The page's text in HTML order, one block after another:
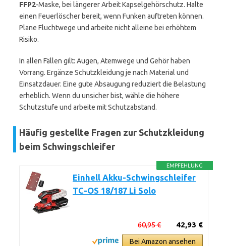
FFP2-Maske, bei längerer Arbeit Kapselgehörschutz. Halte
einen Feuerlöscher bereit, wenn Funken auftreten können.
Plane Fluchtwege und arbeite nicht alleine bei erhöhtem
Risiko.
In allen Fällen gilt: Augen, Atemwege und Gehör haben
Vorrang. Ergänze Schutzkleidung je nach Material und
Einsatzdauer. Eine gute Absaugung reduziert die Belastung
erheblich. Wenn du unsicher bist, wähle die höhere
Schutzstufe und arbeite mit Schutzabstand.
Häufig gestellte Fragen zur Schutzkleidung
beim Schwingschleifer
EMPFEHLUNG
Einhell Akku-Schwingschleifer
TC-OS 18/187 Li Solo
42,93 €
60,95 €
Bei Amazon ansehen